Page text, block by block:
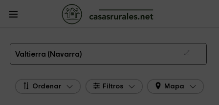
Casas Rurales
Valtierra
Las 23 mejores casas rurales en Valtierra de 2026
Valtierra (Navarra)
Ordenar Filtros Mapa